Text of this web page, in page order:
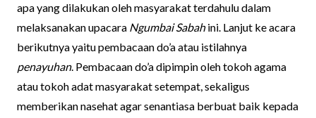
apa yang dilakukan oleh masyarakat terdahulu dalam
melaksanakan upacara Ngumbai Sabahini. Lanjut ke acara
berikutnya yaitu pembacaan do’a atau istilahnya
penayuhan. Pembacaan do’a dipimpin oleh tokoh agama
atau tokoh adat masyarakat setempat, sekaligus
memberikan nasehat agar senantiasa berbuat baik kepada